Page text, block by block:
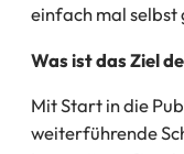
einfach mal selbst
Was ist das Ziel
Mit Start in die
weiterführende